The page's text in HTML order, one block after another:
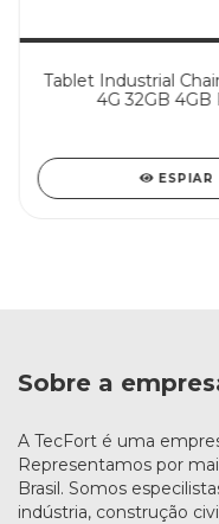
Tablet Industrial
4G 32GB 4GB
ESPIAR
Sobre a
A TecFort é uma
Representamos por
Brasil. Somos
indústria, construção